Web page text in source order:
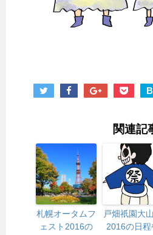
関連記
札幌オータムフ
ェスト2016の
戸畑祇園大
2016の日程